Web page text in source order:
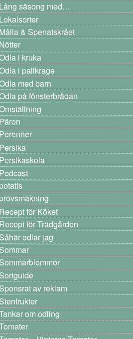
Lång säsong med…
Lokalsorter
Målla & Spenatskrået
Nötter
i kruka
i pallkrage
med barn
på fönsterbrädan
Päron
Perenner
Persika
Persikaskola
Podcast
potatis
provsmakning
Recept för Köket
Recept för Trädgården
Såhär odlar jag
Sommar
Sommarblommor
Sortguide
Sponsrat av reklam
Stenfrukter
om odling